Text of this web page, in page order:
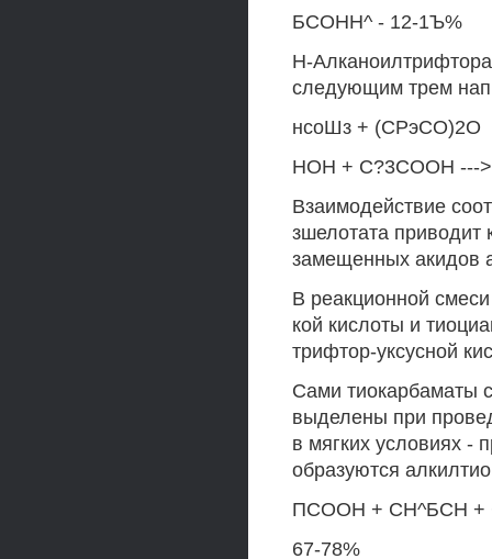
БСОНН^ - 12-1Ъ%
Н-
следующим трем
нсоШз + (СРэСО)2О
НОН + С?3СООН ---
Взаимодействие
зшелотата приводит
замещенных акидов
В реакционной
кой кислоты и
трифтор-уксусной
Сами тиокарбаматы
выделены при
в мягких условиях -
образуются
ПСООН + СН^БСН +
67-78%